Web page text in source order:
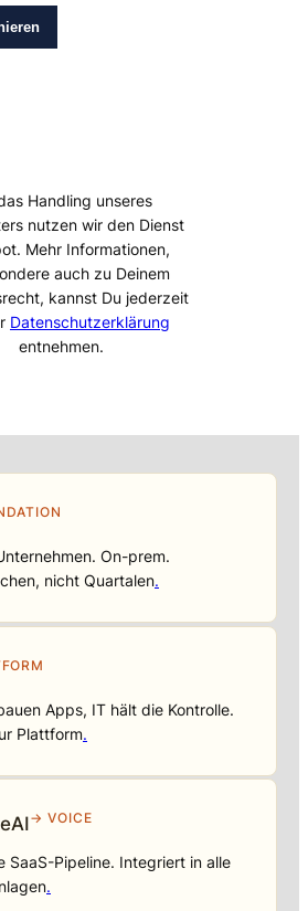
Handling unseres
nutzen wir den Dienst
Mehr Informationen,
auch zu Deinem
kannst Du jederzeit
Datenschutzerklärung
entnehmen.
On-prem.
nicht Quartalen.
Apps, IT hält die Kontrolle.
Plattform.
→ VOICE
SaaS-Pipeline. Integriert in alle
.